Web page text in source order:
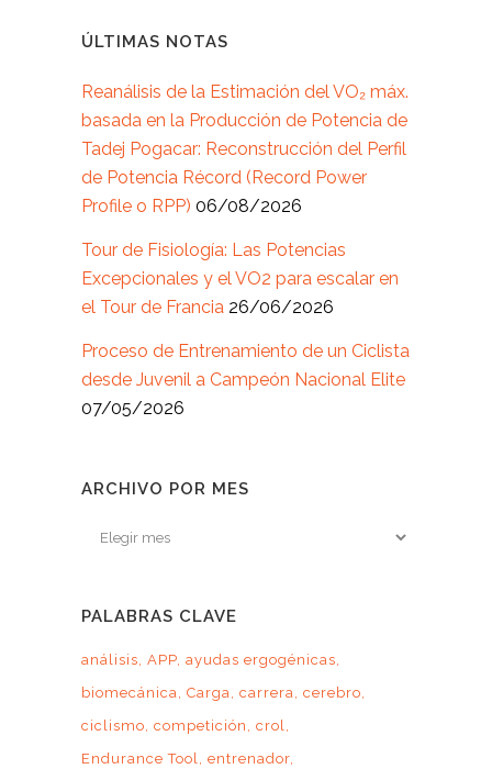
ÚLTIMAS NOTAS
Reanálisis de la Estimación del VO₂ máx.
basada en la Producción de Potencia de
Tadej Pogacar: Reconstrucción del Perfil
de Potencia Récord (Record Power
Profile o RPP) 06/08/2026
Tour de Fisiología: Las Potencias
Excepcionales y el VO2 para escalar en
el Tour de Francia 26/06/2026
Proceso de Entrenamiento de un Ciclista
desde Juvenil a Campeón Nacional Elite
07/05/2026
ARCHIVO POR MES
Archivo
PALABRAS CLAVE
análisis APP ayudas ergogénicas
biomecánica Carga carrera cerebro
ciclismo competición
crol
Endurance Tool entrenador